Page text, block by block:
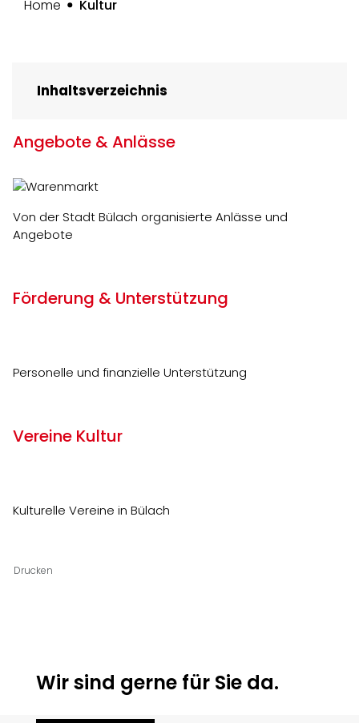
Home Kultur(ausgewählt)
Inhaltsverzeichnis
Angebote & Anlässe
Von der Stadt Bülach organisierte Anlässe und
Angebote
Förderung & Unterstützung
Personelle und finanzielle Unterstützung
Vereine Kultur
Kulturelle Vereine in Bülach
Drucken
Wir sind gerne für Sie da.